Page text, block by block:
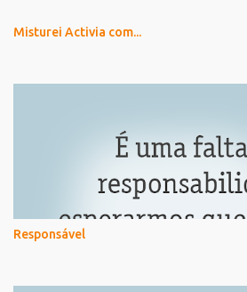
Misturei Activia com...
Responsável